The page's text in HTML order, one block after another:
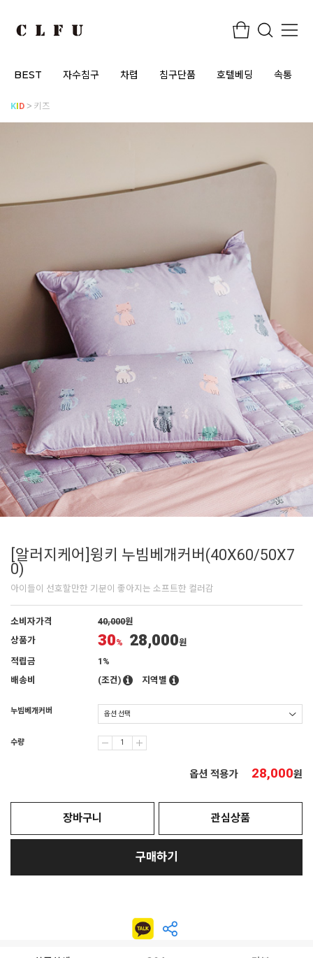
BEST 자수침구 차렵 침구단품 호텔베딩 속통
KID 키즈
[알러지케어]윙키 누빔베개커버(40X60/50X7
0)
아이들이 선호할만한 기분이 좋아지는 소프트한 컬러감
소비자가격 40,000원
상품가
30% 28,000원
적립금
1%
배송비
(조건) 지역별
누빔베개커버
수량
옵션 적용가 28,000원
장바구니 관심상품
구매하기